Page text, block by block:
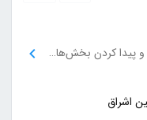
سایت بسیار روان و کاربردی طراحی شده و پیدا کردن بخش‌های مختلف خیلی راحت بود.